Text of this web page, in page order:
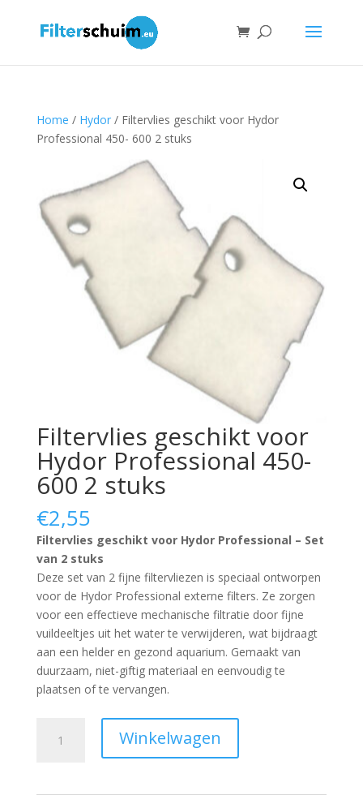
Home / Hydor/ Filtervlies geschikt voor Hydor
Professional 450- 600 2 stuks
Filtervlies geschikt voor
Hydor Professional 450-
600 2 stuks
€2,55
Filtervlies geschikt voor Hydor Professional – Set
van 2 stuks
Deze set van 2 fijne filtervliezen is speciaal ontworpen
voor de Hydor Professional externe filters. Ze zorgen
voor een effectieve mechanische filtratie door fijne
vuildeeltjes uit het water te verwijderen, wat bijdraagt
aan een helder en gezond aquarium. Gemaakt van
duurzaam, niet-giftig materiaal en eenvoudig te
plaatsen of te vervangen.
geschikt
Winkelwagen